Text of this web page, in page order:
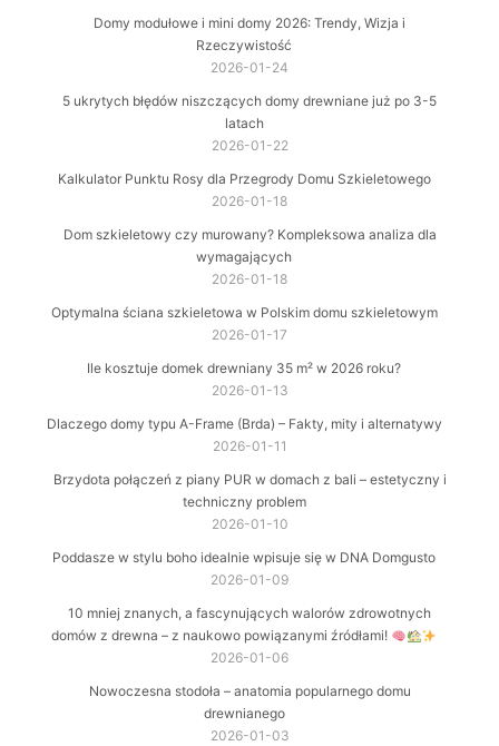
Domy modułowe i mini domy 2026: Trendy, Wizja i
Rzeczywistość
2026-01-24
5 ukrytych błędów niszczących domy drewniane już po 3-5
latach
2026-01-22
Kalkulator Punktu Rosy dla Przegrody Domu Szkieletowego
2026-01-18
Dom szkieletowy czy murowany? Kompleksowa analiza dla
wymagających
2026-01-18
Optymalna ściana szkieletowa w Polskim domu szkieletowym
2026-01-17
Ile kosztuje domek drewniany 35 m² w 2026 roku?
2026-01-13
Dlaczego domy typu A-Frame (Brda) – Fakty, mity i alternatywy
2026-01-11
Brzydota połączeń z piany PUR w domach z bali – estetyczny i
techniczny problem
2026-01-10
Poddasze w stylu boho idealnie wpisuje się w DNA Domgusto
2026-01-09
10 mniej znanych, a fascynujących walorów zdrowotnych
domów z drewna – z naukowo powiązanymi źródłami!
2026-01-06
Nowoczesna stodoła – anatomia popularnego domu
drewnianego
2026-01-03